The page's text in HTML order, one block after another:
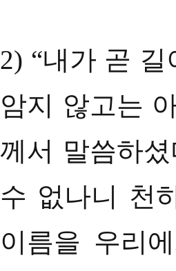
2) “내가 곧 길
암지 않고는
께서 말씀하
수 없나니 천
이름을 우리